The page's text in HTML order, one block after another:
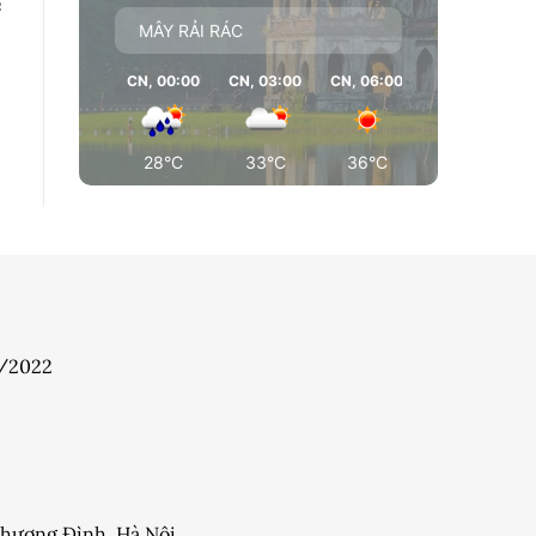
MÂY RẢI RÁC
CN, 00:00
28°C
CN, 03:00
33°C
CN, 06:00
36°C
2022